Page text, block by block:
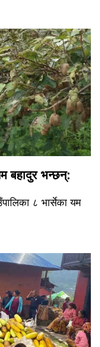
बहादुर भन्छन्:
८ भार्सेका यम